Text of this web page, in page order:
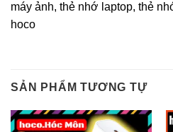
máy ảnh, thẻ nhớ laptop, thẻ
hoco
SẢN PHẨM TƯƠNG TỰ